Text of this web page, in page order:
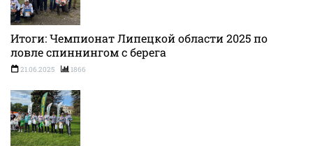
Итоги: Чемпионат Липецкой области 2025 по
ловле спиннингом с берега
21.06.2025 1866